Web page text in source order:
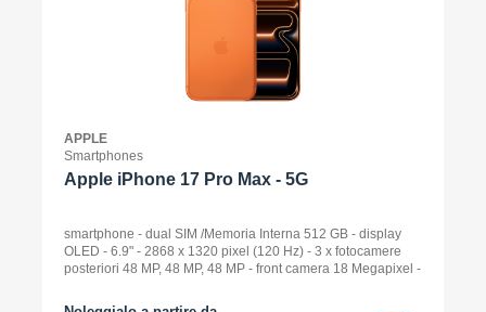
APPLE
Smartphones
Apple iPhone 17 Pro Max - 5G
smartphone - dual SIM /Memoria Interna 512 GB - display
OLED - 6.9" - 2868 x 1320 pixel (120 Hz) - 3 x fotocamere
posteriori 48 MP, 48 MP, 48 MP - front camera 18 Megapixel -